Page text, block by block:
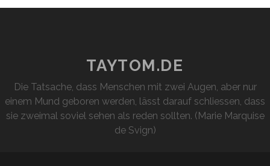
TAYTOM.DE
Die Tatsache, dass Menschen mit zwei Augen, aber nur
einem Mund geboren werden, lässt darauf schliessen, dass
sie zweimal soviel sehen als reden sollten. (Marie Marquise
de Svign)